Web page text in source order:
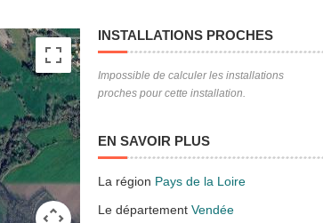
INSTALLATIONS PROCHES
Impossible de calculer les installations
proches pour cette installation.
EN SAVOIR PLUS
La région Pays de la Loire
Le département Vendée